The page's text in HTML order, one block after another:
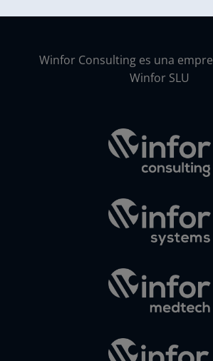
Winfor Consulting es una
Winfor SLU